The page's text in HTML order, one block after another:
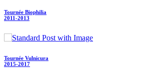
Tournée Biophilia
2011-2013
Tournée Vulnicura
2015-2017